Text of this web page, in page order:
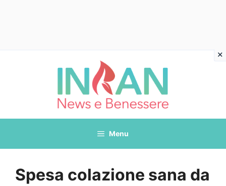
Menu
Spesa colazione sana da